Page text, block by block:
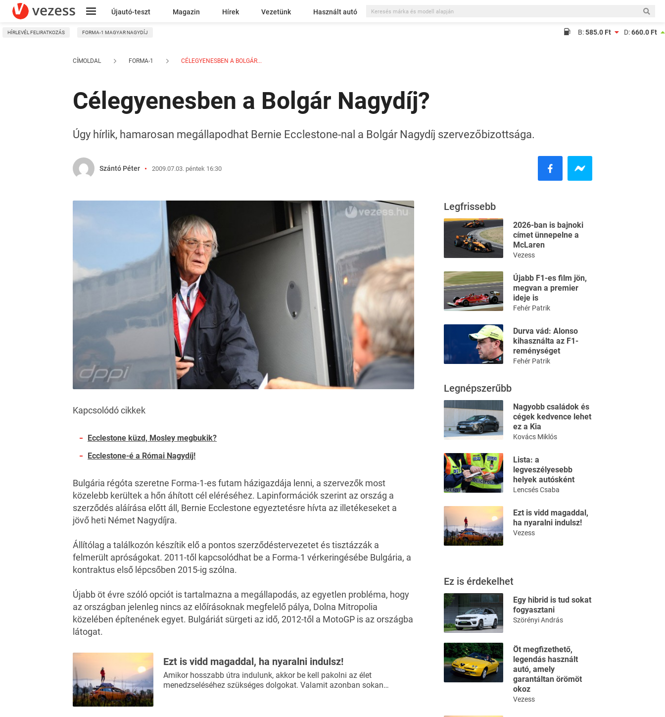
Újautó-teszt Magazin Hírek Vezetünk Használt autó
Kresz
HÍRLEVÉL FELIRATKOZÁS FORMA-1 MAGYAR NAGYDÍJ B:585.0 Ft D:660.0 Ft
CÍMOLDAL FORMA-1 CÉLEGYENESBEN A BOLGÁR...
Célegyenesben a Bolgár Nagydíj?
Úgy hírlik, hamarosan megállapodhat Bernie Ecclestone-nal a Bolgár Nagydíj szervezőbizottsága.
Szántó Péter 2009.07.03. péntek 16:30
Kapcsolódó cikkek
Ecclestone küzd, Mosley megbukik?
Ecclestone-é a Római Nagydíj!
Bulgária régóta szeretne Forma-1-es futam házigazdája lenni, a szervezők most
közelebb kerültek a hőn áhított cél eléréséhez. Lapinformációk szerint az ország a
szerződés aláírása előtt áll, Bernie Ecclestone egyeztetésre hívta az illetékeseket a
jövő heti Német Nagydíjra.
Állítólag a találkozón készítik elő a pontos szerződéstervezetet és tisztázzák a
felmerült apróságokat. 2011-től kapcsolódhat be a Forma-1 vérkeringésébe Bulgária, a
kontraktus első lépcsőben 2015-ig szólna.
Újabb öt évre szóló opciót is tartalmazna a megállapodás, az egyetlen probléma, hogy
az országban jelenleg nincs az előírásoknak megfelelő pálya, Dolna Mitropolia
közelében építenének egyet. Bulgáriát sürgeti az idő, 2012-től a MotoGP is az országba
látogat.
Ezt is vidd magaddal, ha nyaralni indulsz!
Amikor hosszabb útra indulunk, akkor be kell pakolni az élet
menedzseléséhez szükséges dolgokat. Valamit azonban sokan…
Legfrissebb
2026-ban is bajnoki
címet ünnepelne a
McLaren
Vezess
Újabb F1-es film jön,
megvan a premier
ideje is
Fehér Patrik
Durva vád: Alonso
kihasználta az F1-
reménységet
Fehér Patrik
Legnépszerűbb
Nagyobb családok és
cégek kedvence lehet
ez a Kia
Kovács Miklós
Lista: a
legveszélyesebb
helyek autósként
Lencsés Csaba
Ezt is vidd magaddal,
ha nyaralni indulsz!
Vezess
Ez is érdekelhet
Egy hibrid is tud sokat
fogyasztani
Szörényi András
Öt megfizethető,
legendás használt
autó, amely
garantáltan örömöt
okoz
Vezess